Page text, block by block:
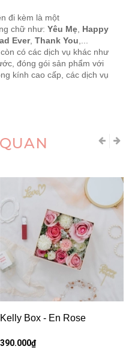
đi kèm là một
chữ như: Yêu Mẹ Happy
Ever, Thank You
có các dịch vụ khác như
đóng gói sản phẩm với
kính cao cấp, các dịch vụ
Kelly Box - En Rose
390.000₫